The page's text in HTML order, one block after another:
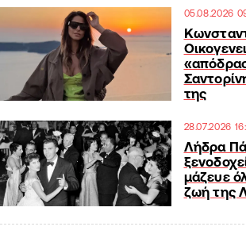
05.08.2026
της
28.07.2026
Λήδρα
μάζευε
ζωή της